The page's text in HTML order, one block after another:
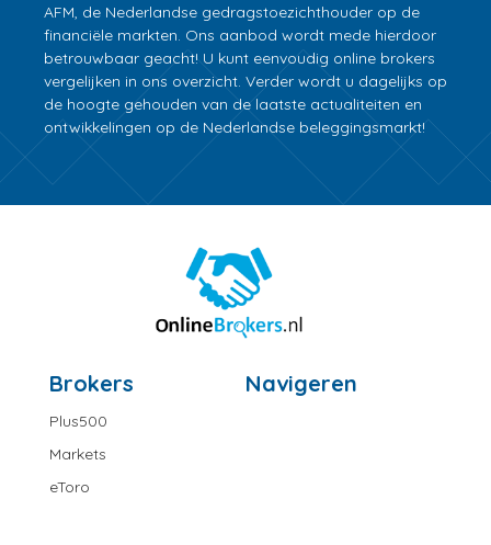
AFM, de Nederlandse gedragstoezichthouder op de
financiële markten. Ons aanbod wordt mede hierdoor
betrouwbaar geacht! U kunt eenvoudig online brokers
vergelijken in ons overzicht. Verder wordt u dagelijks op
de hoogte gehouden van de laatste actualiteiten en
ontwikkelingen op de Nederlandse beleggingsmarkt!
Brokers
Plus500
Markets
eToro
Navigeren